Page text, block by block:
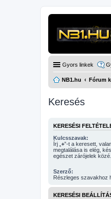
Gyors linkek
NB1.hu Fórum
Keresés
KERESÉSI
Kulcsszavak:
Írj „ +”-t a keresett,
megtalálása is elég,
egészet zárójelek
Szerző:
Részleges szavakhoz
KERESÉSI